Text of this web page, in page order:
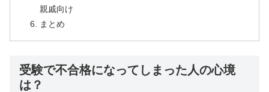
親戚向け
まとめ
受験で不合格になってしまった人の心境
は？